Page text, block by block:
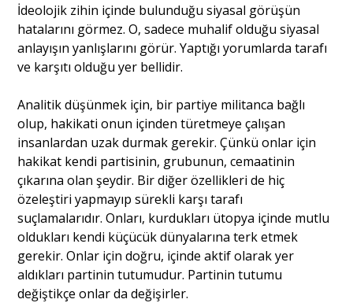
İdeolojik zihin içinde bulunduğu siyasal görüşün
hatalarını görmez. O, sadece muhalif olduğu siyasal
anlayışın yanlışlarını görür. Yaptığı yorumlarda tarafı
ve karşıtı olduğu yer bellidir.
Analitik düşünmek için, bir partiye militanca bağlı
olup, hakikati onun içinden türetmeye çalışan
insanlardan uzak durmak gerekir. Çünkü onlar için
hakikat kendi partisinin, grubunun, cemaatinin
çıkarına olan şeydir. Bir diğer özellikleri de hiç
özeleştiri yapmayıp sürekli karşı tarafı
suçlamalarıdır. Onları, kurdukları ütopya içinde mutlu
oldukları kendi küçücük dünyalarına terk etmek
gerekir. Onlar için doğru, içinde aktif olarak yer
aldıkları partinin tutumudur. Partinin tutumu
değiştikçe onlar da değişirler.